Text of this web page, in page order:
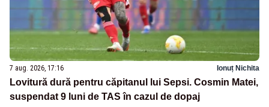
7 aug. 2026, 17:16 Ionuț Nichita
Lovitură dură pentru căpitanul lui Sepsi. Cosmin Matei,
suspendat 9 luni de TAS în cazul de dopaj